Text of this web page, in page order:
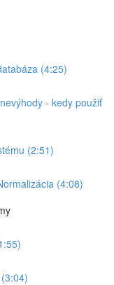
(4:25)
- kedy použiť
(2:51)
(4:08)